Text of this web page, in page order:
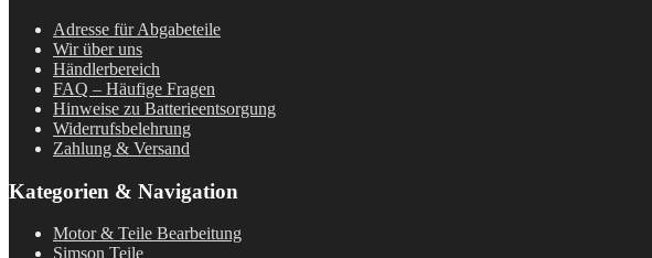
Adresse für Abgabeteile
Wir über uns
Händlerbereich
FAQ – Häufige Fragen
Hinweise zu Batterieentsorgung
Widerrufsbelehrung
Zahlung & Versand
Kategorien & Navigation
Motor & Teile Bearbeitung
Simson Teile